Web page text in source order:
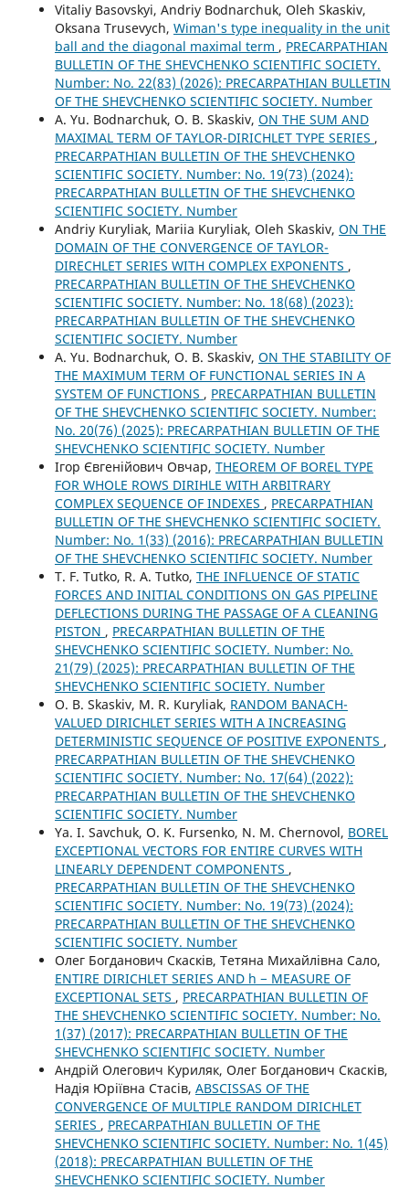
Vitaliy Basovskyi, Andriy Bodnarchuk, Oleh Skaskiv,
Oksana Trusevych, Wiman's type inequality in the unit
ball and the diagonal maximal term , PRECARPATHIAN
BULLETIN OF THE SHEVCHENKO SCIENTIFIC SOCIETY.
Number: No. 22(83) (2026): PRECARPATHIAN BULLETIN
OF THE SHEVCHENKO SCIENTIFIC SOCIETY. Number
A. Yu. Bodnarchuk, O. B. Skaskiv, ON THE SUM AND
MAXIMAL TERM OF TAYLOR-DIRICHLET TYPE SERIES ,
PRECARPATHIAN BULLETIN OF THE SHEVCHENKO
SCIENTIFIC SOCIETY. Number: No. 19(73) (2024):
PRECARPATHIAN BULLETIN OF THE SHEVCHENKO
SCIENTIFIC SOCIETY. Number
Andriy Kuryliak, Mariia Kuryliak, Oleh Skaskiv, ON THE
DOMAIN OF THE CONVERGENCE OF TAYLOR-
DIRECHLET SERIES WITH COMPLEX EXPONENTS ,
PRECARPATHIAN BULLETIN OF THE SHEVCHENKO
SCIENTIFIC SOCIETY. Number: No. 18(68) (2023):
PRECARPATHIAN BULLETIN OF THE SHEVCHENKO
SCIENTIFIC SOCIETY. Number
A. Yu. Bodnarchuk, O. B. Skaskiv, ON THE STABILITY OF
THE MAXIMUM TERM OF FUNCTIONAL SERIES IN A
SYSTEM OF FUNCTIONS , PRECARPATHIAN BULLETIN
OF THE SHEVCHENKO SCIENTIFIC SOCIETY. Number:
No. 20(76) (2025): PRECARPATHIAN BULLETIN OF THE
SHEVCHENKO SCIENTIFIC SOCIETY. Number
Ігор Євгенійович Овчар, THEOREM OF BOREL TYPE
FOR WHOLE ROWS DIRIHLE WITH ARBITRARY
COMPLEX SEQUENCE OF INDEXES , PRECARPATHIAN
BULLETIN OF THE SHEVCHENKO SCIENTIFIC SOCIETY.
Number: No. 1(33) (2016): PRECARPATHIAN BULLETIN
OF THE SHEVCHENKO SCIENTIFIC SOCIETY. Number
T. F. Tutko, R. A. Tutko, THE INFLUENCE OF STATIC
FORCES AND INITIAL CONDITIONS ON GAS PIPELINE
DEFLECTIONS DURING THE PASSAGE OF A CLEANING
PISTON , PRECARPATHIAN BULLETIN OF THE
SHEVCHENKO SCIENTIFIC SOCIETY. Number: No.
21(79) (2025): PRECARPATHIAN BULLETIN OF THE
SHEVCHENKO SCIENTIFIC SOCIETY. Number
O. B. Skaskiv, M. R. Kuryliak, RANDOM BANACH-
VALUED DIRICHLET SERIES WITH A INCREASING
DETERMINISTIC SEQUENCE OF POSITIVE EXPONENTS ,
PRECARPATHIAN BULLETIN OF THE SHEVCHENKO
SCIENTIFIC SOCIETY. Number: No. 17(64) (2022):
PRECARPATHIAN BULLETIN OF THE SHEVCHENKO
SCIENTIFIC SOCIETY. Number
Ya. I. Savchuk, O. K. Fursenko, N. M. Chernovol, BOREL
EXCEPTIONAL VECTORS FOR ENTIRE CURVES WITH
LINEARLY DEPENDENT COMPONENTS ,
PRECARPATHIAN BULLETIN OF THE SHEVCHENKO
SCIENTIFIC SOCIETY. Number: No. 19(73) (2024):
PRECARPATHIAN BULLETIN OF THE SHEVCHENKO
SCIENTIFIC SOCIETY. Number
Олег Богданович Скасків, Тетяна Михайлівна Сало,
ENTIRE DIRICHLET SERIES AND h − MEASURE OF
EXCEPTIONAL SETS , PRECARPATHIAN BULLETIN OF
THE SHEVCHENKO SCIENTIFIC SOCIETY. Number: No.
1(37) (2017): PRECARPATHIAN BULLETIN OF THE
SHEVCHENKO SCIENTIFIC SOCIETY. Number
Андрій Олегович Куриляк, Олег Богданович Скасків,
Надія Юріївна Стасів, ABSCISSAS OF THE
CONVERGENCE OF MULTIPLE RANDOM DIRICHLET
SERIES , PRECARPATHIAN BULLETIN OF THE
SHEVCHENKO SCIENTIFIC SOCIETY. Number: No. 1(45)
(2018): PRECARPATHIAN BULLETIN OF THE
SHEVCHENKO SCIENTIFIC SOCIETY. Number